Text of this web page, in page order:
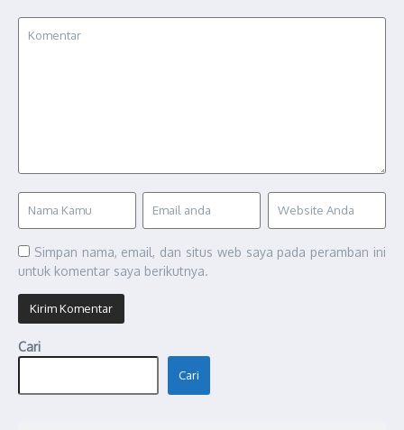
Simpan nama, email, dan situs web saya pada peramban ini
untuk komentar saya berikutnya.
Cari
Cari